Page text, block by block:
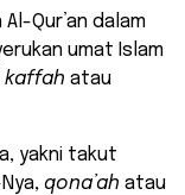
Qur’an dalam
umat Islam
kaffah atau
yakni takut
qona’ah atau